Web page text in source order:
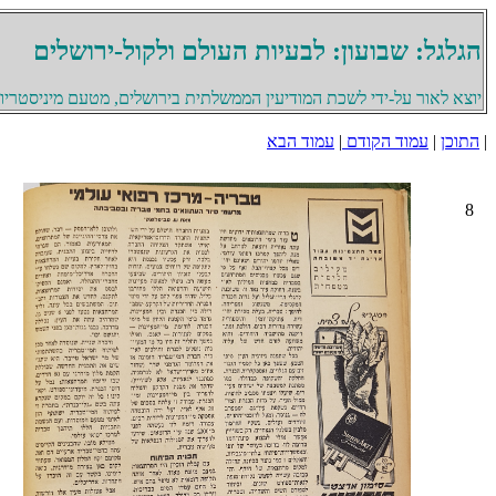
הגלגל: שבועון: לבעיות העולם ולקול-ירושלים
יוצא לאור על-ידי לשכת המודיעין הממשלתית בירושלים, מטעם
| התוכן | עמוד הקודם | עמוד הבא
8